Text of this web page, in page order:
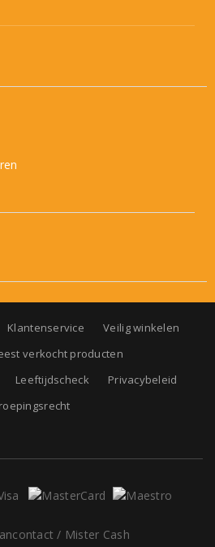
Klantenservice
Veilig winkelen
verkocht producten
Leeftijdscheck
Privacybeleid